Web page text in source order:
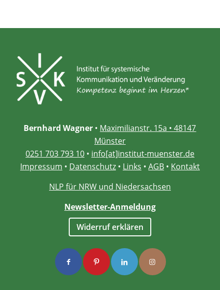
Bernhard Wagner • Maximilianstr. 15a • 48147
Münster
0251 703 793 10• info[at]institut-muenster.de
Impressum • Datenschutz• Links • AGB• Kontakt
NLP für NRW und Niedersachsen
Newsletter-Anmeldung
Widerruf erklären